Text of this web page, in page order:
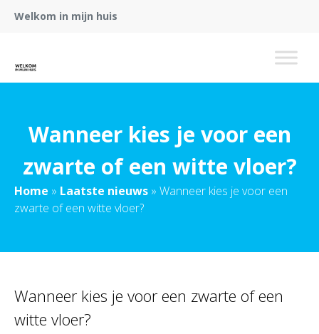
Welkom in mijn huis
Wanneer kies je voor een
zwarte of een witte vloer?
Home » Laatste nieuws » Wanneer kies je voor een
zwarte of een witte vloer?
Wanneer kies je voor een zwarte of een
witte vloer?